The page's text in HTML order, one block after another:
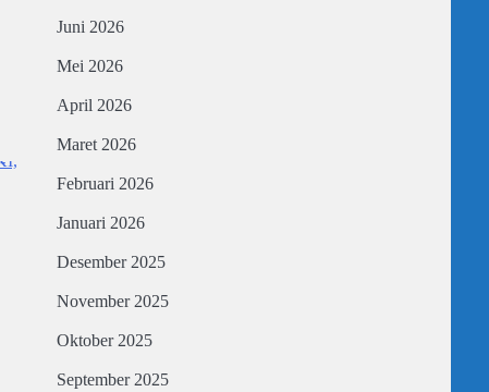
Juni 2026
Mei 2026
April 2026
Maret 2026
Februari 2026
Januari 2026
Desember 2025
November 2025
Oktober 2025
September 2025